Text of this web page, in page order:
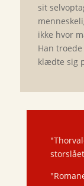
sit
ikke hvor
Han
klædte sig